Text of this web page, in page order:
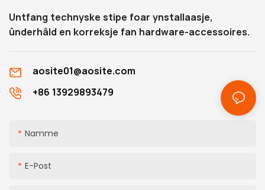
Untfang technyske stipe foar ynstallaasje,
ûnderhâld en korreksje fan hardware-accessoires.
aosite01@aosite.com
+86 13929893479
Namme
E-Post